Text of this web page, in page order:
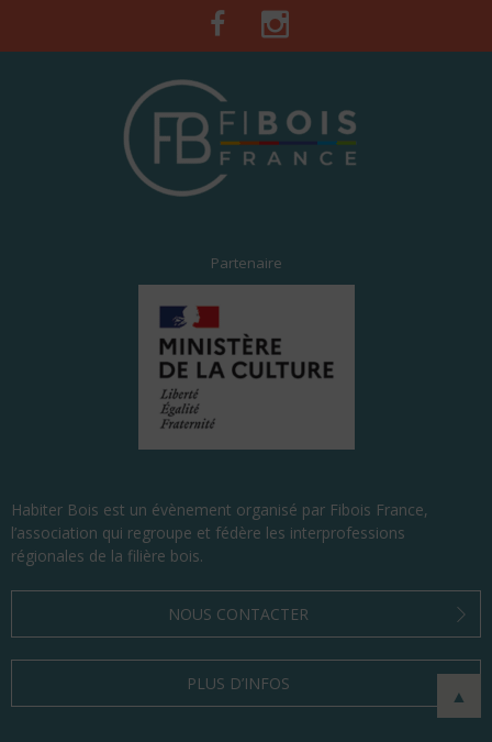
Facebook
Partenaire
Habiter Bois est un évènement organisé par Fibois France,
l’association qui regroupe et fédère les interprofessions
régionales de la filière bois.
NOUS CONTACTER
PLUS D’INFOS
▲